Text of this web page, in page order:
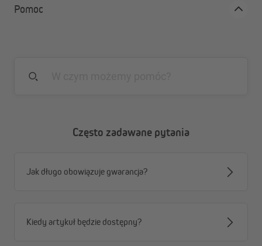
Pomoc
Często zadawane pytania
Jak długo obowiązuje gwarancja?
Kiedy artykuł będzie dostępny?